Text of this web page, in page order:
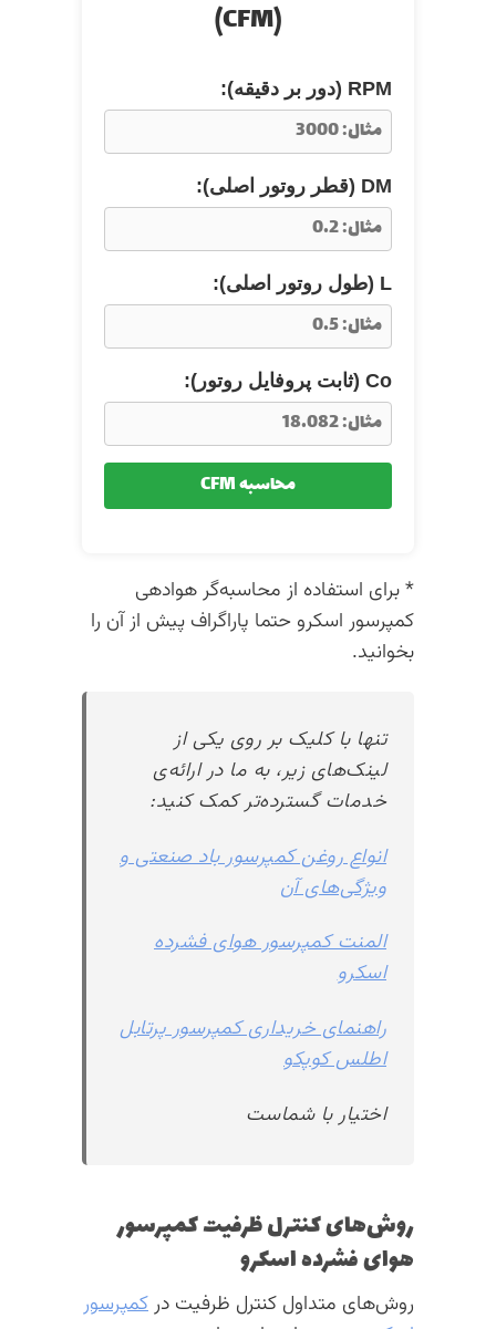
(CFM)
RPM (دور بر دقیقه):
DM (قطر روتور اصلی):
L (طول روتور اصلی):
Co (ثابت پروفایل روتور):
محاسبه CFM
* برای استفاده از محاسبه‌گر هوادهی
کمپرسور اسکرو حتما پاراگراف پیش از آن را
بخوانید.
تنها با کلیک بر روی یکی از
لینک‌های زیر، به ما در ارائه‌ی
خدمات گسترده‌تر کمک کنید:
انواع روغن کمپرسور باد صنعتی و
ویژگی‌های آن
المنت کمپرسور هوای فشرده
اسکرو
راهنمای خریداری کمپرسور پرتابل
اطلس کوپکو
اختیار با شماست
روش‌های کنترل ظرفیت کمپرسور
هوای فشرده اسکرو
روش‌های متداول کنترل ظرفیت درکمپرسور